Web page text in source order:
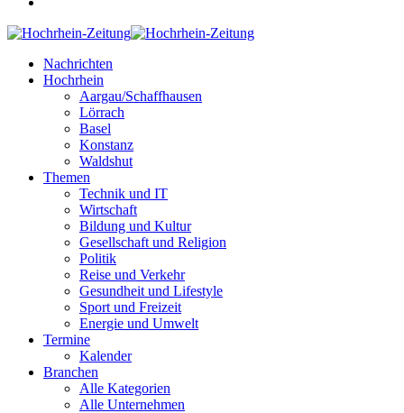
Nachrichten
Hochrhein
Aargau/Schaffhausen
Lörrach
Basel
Konstanz
Waldshut
Themen
Technik und IT
Wirtschaft
Bildung und Kultur
Gesellschaft und Religion
Politik
Reise und Verkehr
Gesundheit und Lifestyle
Sport und Freizeit
Energie und Umwelt
Termine
Kalender
Branchen
Alle Kategorien
Alle Unternehmen